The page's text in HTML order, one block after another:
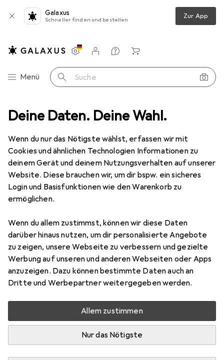
Deine Daten. Deine Wahl.
Wenn du nur das Nötigste wählst, erfassen wir mit
Cookies und ähnlichen Technologien Informationen zu
deinem Gerät und deinem Nutzungsverhalten auf unserer
Website. Diese brauchen wir, um dir bspw. ein sicheres
Login und Basisfunktionen wie den Warenkorb zu
ermöglichen.
Wenn du allem zustimmst, können wir diese Daten
darüber hinaus nutzen, um dir personalisierte Angebote
zu zeigen, unsere Webseite zu verbessern und gezielte
Werbung auf unseren und anderen Webseiten oder Apps
anzuzeigen. Dazu können bestimmte Daten auch an
Dritte und Werbepartner weitergegeben werden.
Allem zustimmen
Nur das Nötigste
Galaxus
Schneller finden und bestellen Zur App
Navigation nach Kategorien
Menü Suche
Einstellungen
Kundenkonto
Vergleichslisten
Merklisten
Warenkorb
Lattenrost vidaXL Jamir Headrest adjust (manual)
6 Bilder
vidaXLJamir Headrest adjust (manual)
EUR
125,08
19
Bewertungen Marke
Mehr von vidaXL
Mehr als 10 Stück an Lager beim Drittanbieter
Lieferort angeben für genaue Lieferzeit